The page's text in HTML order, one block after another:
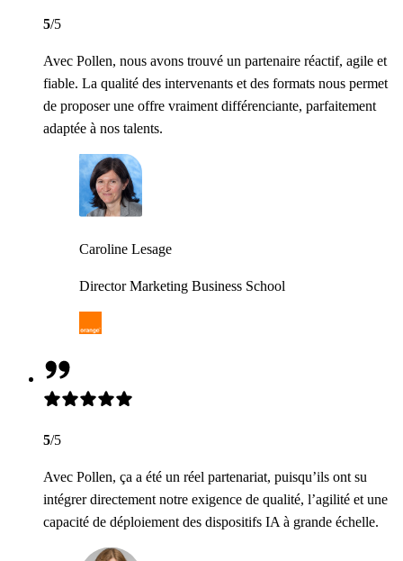
5/5
Avec Pollen, nous avons trouvé un partenaire réactif, agile et
fiable. La qualité des intervenants et des formats nous permet
de proposer une offre vraiment différenciante, parfaitement
adaptée à nos talents.
Caroline Lesage
Director Marketing Business School
5/5
Avec Pollen, ça a été un réel partenariat, puisqu’ils ont su
intégrer directement notre exigence de qualité, l’agilité et une
capacité de déploiement des dispositifs IA à grande échelle.